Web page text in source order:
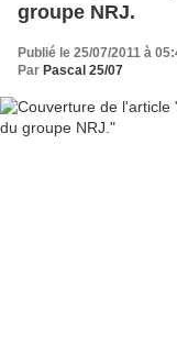
groupe NRJ.
Publié le 25/07/2011 à
Par Pascal 25/07